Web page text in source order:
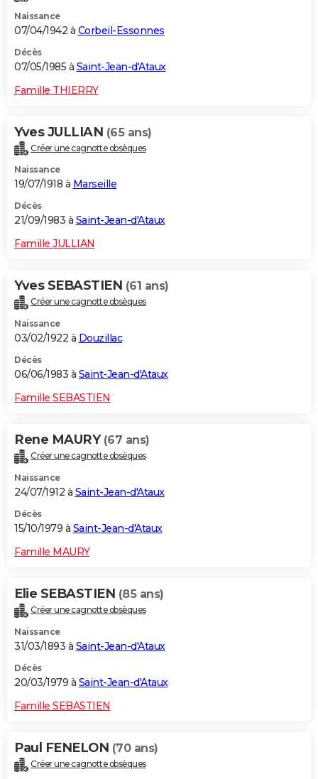
Naissance
07/04/1942 à Corbeil-Essonnes
Décès
07/05/1985 à Saint-Jean-d'Ataux
Famille THIERRY
Yves JULLIAN (65 ans)
Créer une cagnotte obsèques
Naissance
19/07/1918 à Marseille
Décès
21/09/1983 à Saint-Jean-d'Ataux
Famille JULLIAN
Yves SEBASTIEN (61 ans)
Créer une cagnotte obsèques
Naissance
03/02/1922 à Douzillac
Décès
06/06/1983 à Saint-Jean-d'Ataux
Famille SEBASTIEN
Rene MAURY (67 ans)
Créer une cagnotte obsèques
Naissance
24/07/1912 à Saint-Jean-d'Ataux
Décès
15/10/1979 à Saint-Jean-d'Ataux
Famille MAURY
Elie SEBASTIEN (85 ans)
Créer une cagnotte obsèques
Naissance
31/03/1893 à Saint-Jean-d'Ataux
Décès
20/03/1979 à Saint-Jean-d'Ataux
Famille SEBASTIEN
Paul FENELON (70 ans)
Créer une cagnotte obsèques